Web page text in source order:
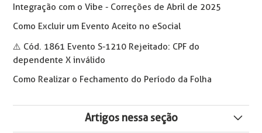
Integração com o Vibe - Correções de Abril de 2025
Como Excluir um Evento Aceito no eSocial
⚠️ Cód. 1861 Evento S-1210 Rejeitado: CPF do
dependente X inválido
Como Realizar o Fechamento do Período da Folha
Artigos nessa seção